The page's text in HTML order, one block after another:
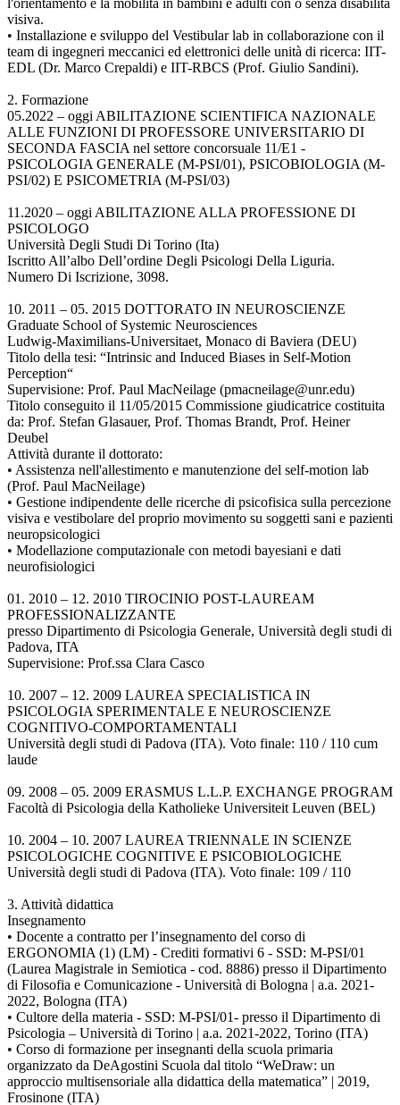
visiva.
• Installazione e sviluppo del Vestibular lab in collaborazione con il
team di ingegneri meccanici ed elettronici delle unità di ricerca: IIT-
EDL (Dr. Marco Crepaldi) e IIT-RBCS (Prof. Giulio Sandini).
2. Formazione
05.2022 – oggi ABILITAZIONE SCIENTIFICA NAZIONALE
ALLE FUNZIONI DI PROFESSORE UNIVERSITARIO DI
SECONDA FASCIA nel settore concorsuale 11/E1 -
PSICOLOGIA GENERALE (M-PSI/01), PSICOBIOLOGIA (M-
PSI/02) E PSICOMETRIA (M-PSI/03)
11.2020 – oggi ABILITAZIONE ALLA PROFESSIONE DI
PSICOLOGO
Università Degli Studi Di Torino (Ita)
Iscritto All’albo Dell’ordine Degli Psicologi Della Liguria.
Numero Di Iscrizione, 3098.
10. 2011 – 05. 2015 DOTTORATO IN NEUROSCIENZE
Graduate School of Systemic Neurosciences
Ludwig-Maximilians-Universitaet, Monaco di Baviera (DEU)
Titolo della tesi: “Intrinsic and Induced Biases in Self-Motion
Perception“
Supervisione: Prof. Paul MacNeilage (pmacneilage@unr.edu)
Titolo conseguito il 11/05/2015 Commissione giudicatrice costituita
da: Prof. Stefan Glasauer, Prof. Thomas Brandt, Prof. Heiner
Deubel
Attività durante il dottorato:
• Assistenza nell'allestimento e manutenzione del self-motion lab
(Prof. Paul MacNeilage)
• Gestione indipendente delle ricerche di psicofisica sulla percezione
visiva e vestibolare del proprio movimento su soggetti sani e pazienti
neuropsicologici
• Modellazione computazionale con metodi bayesiani e dati
neurofisiologici
01. 2010 – 12. 2010 TIROCINIO POST-LAUREAM
PROFESSIONALIZZANTE
presso Dipartimento di Psicologia Generale, Università degli studi di
Padova, ITA
Supervisione: Prof.ssa Clara Casco
10. 2007 – 12. 2009 LAUREA SPECIALISTICA IN
PSICOLOGIA SPERIMENTALE E NEUROSCIENZE
COGNITIVO-COMPORTAMENTALI
Università degli studi di Padova (ITA). Voto finale: 110 / 110 cum
laude
09. 2008 – 05. 2009 ERASMUS L.L.P. EXCHANGE PROGRAM
Facoltà di Psicologia della Katholieke Universiteit Leuven (BEL)
10. 2004 – 10. 2007 LAUREA TRIENNALE IN SCIENZE
PSICOLOGICHE COGNITIVE E PSICOBIOLOGICHE
Università degli studi di Padova (ITA). Voto finale: 109 / 110
3. Attività didattica
Insegnamento
• Docente a contratto per l’insegnamento del corso di
ERGONOMIA (1) (LM) - Crediti formativi 6 - SSD: M-PSI/01
(Laurea Magistrale in Semiotica - cod. 8886) presso il Dipartimento
di Filosofia e Comunicazione - Università di Bologna | a.a. 2021-
2022, Bologna (ITA)
• Cultore della materia - SSD: M-PSI/01- presso il Dipartimento di
Psicologia – Università di Torino | a.a. 2021-2022, Torino (ITA)
• Corso di formazione per insegnanti della scuola primaria
organizzato da DeAgostini Scuola dal titolo “WeDraw: un
approccio multisensoriale alla didattica della matematica” | 2019,
Frosinone (ITA)